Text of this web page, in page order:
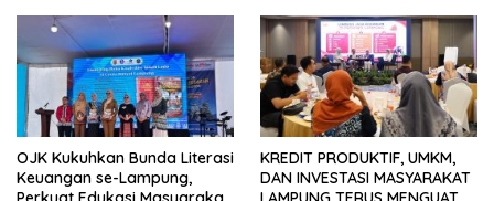
OJK Kukuhkan Bunda Literasi
Keuangan se-Lampung,
KREDIT PRODUKTIF, UMKM,
DAN INVESTASI MASYARAKAT